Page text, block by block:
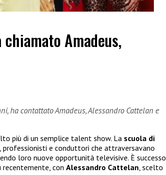
Amadeus,
ha contattato Amadeus, Alessandro Cattelan e
più di un semplice talent show. La scuola di
e conduttori che attraversavano
loro nuove opportunità televisive. È successo
recentemente, con Alessandro Cattelan, scelto